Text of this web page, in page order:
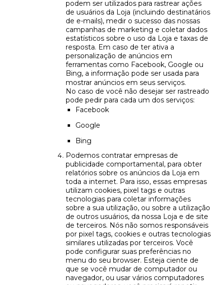
podem ser utilizados para rastrear ações
de usuários da Loja (incluindo destinatários
de e-mails), medir o sucesso das nossas
campanhas de marketing e coletar dados
estatísticos sobre o uso da Loja e taxas de
resposta. Em caso de ter ativa a
personalização de anúncios em
ferramentas como Facebook, Google ou
Bing, a informação pode ser usada para
mostrar anúncios em seus serviços.
No caso de você não desejar ser rastreado
pode pedir para cada um dos serviços:
Facebook
Google
Bing
Podemos contratar empresas de
publicidade comportamental, para obter
relatórios sobre os anúncios da Loja em
toda a internet. Para isso, essas empresas
utilizam cookies, pixel tags e outras
tecnologias para coletar informações
sobre a sua utilização, ou sobre a utilização
de outros usuários, da nossa Loja e de site
de terceiros. Nós não somos responsáveis
por pixel tags, cookies e outras tecnologias
similares utilizadas por terceiros. Você
pode configurar suas preferências no
menu do seu browser. Esteja ciente de
que se você mudar de computador ou
navegador, ou usar vários computadores